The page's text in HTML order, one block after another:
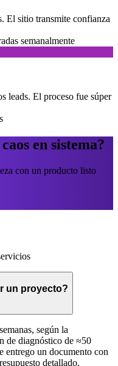
El sitio transmite confianza
semanalmente
leads. El proceso fue súper
en sistema?
con un producto listo
un proyecto?
según la
de diagnóstico de ≈50
entrego un documento con
detallado.